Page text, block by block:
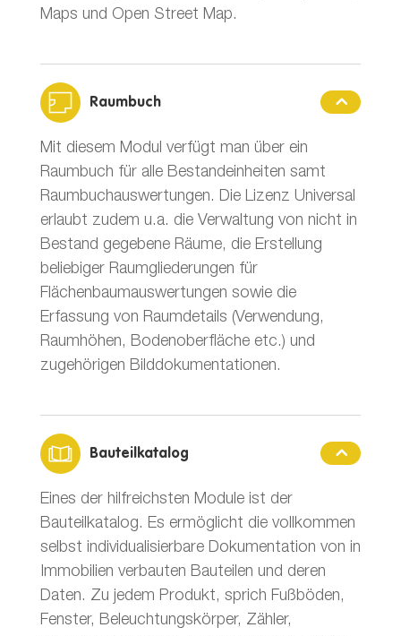
Maps und Open Street Map.
Raumbuch
Mit diesem Modul verfügt man über ein
Raumbuch für alle Bestandeinheiten samt
Raumbuchauswertungen. Die Lizenz Universal
erlaubt zudem u.a. die Verwaltung von nicht in
Bestand gegebene Räume, die Erstellung
beliebiger Raumgliederungen für
Flächenbaumauswertungen sowie die
Erfassung von Raumdetails (Verwendung,
Raumhöhen, Bodenoberfläche etc.) und
zugehörigen Bilddokumentationen.
Bauteilkatalog
Eines der hilfreichsten Module ist der
Bauteilkatalog. Es ermöglicht die vollkommen
selbst individualisierbare Dokumentation von in
Immobilien verbauten Bauteilen und deren
Daten. Zu jedem Produkt, sprich Fußböden,
Fenster, Beleuchtungskörper, Zähler,